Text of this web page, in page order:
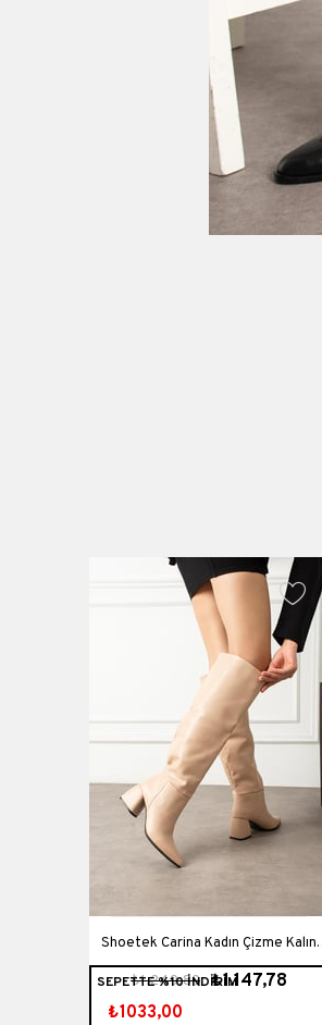
Shoetek Carina Kadın Çizme Kalın
₺1.147,78
₺1.249,89
SEPETTE %10 İNDİRİM
₺1033,00